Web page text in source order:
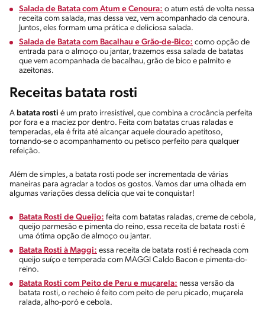
Salada de Batata com Atum e Cenoura: o atum está de volta nessa
receita com salada, mas dessa vez, vem acompanhado da cenoura.
Juntos, eles formam uma prática e deliciosa salada.
Salada de Batata com Bacalhau e Grão-de-Bico: como opção de
entrada para o almoço ou jantar, trazemos essa salada de batatas
que vem acompanhada de bacalhau, grão de bico e palmito e
azeitonas.
Receitas batata rosti
A batata rosti é um prato irresistível, que combina a crocância perfeita
por fora e a maciez por dentro. Feita com batatas cruas raladas e
temperadas, ela é frita até alcançar aquele dourado apetitoso,
tornando-se o acompanhamento ou petisco perfeito para qualquer
refeição.
Além de simples, a batata rosti pode ser incrementada de várias
maneiras para agradar a todos os gostos. Vamos dar uma olhada em
algumas variações dessa delícia que vai te conquistar!
Batata Rosti de Queijo: feita com batatas raladas, creme de cebola,
queijo parmesão e pimenta do reino, essa receita de batata rosti é
uma ótima opção de almoço ou jantar.
Batata Rosti à Maggi: essa receita de batata rosti é recheada com
queijo suíço e temperada com MAGGI Caldo Bacon e pimenta-do-
reino.
Batata Rosti com Peito de Peru e muçarela: nessa versão da
batata rosti, o recheio é feito com peito de peru picado, muçarela
ralada, alho-poró e cebola.